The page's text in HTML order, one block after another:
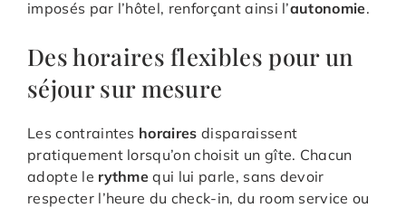
imposés par l’hôtel, renforçant ainsi l’autonomie.
Des horaires flexibles pour un
séjour sur mesure
Les contraintes horaires disparaissent
pratiquement lorsqu’on choisit un gîte. Chacun
adopte le rythme qui lui parle, sans devoir
respecter l’heure du check-in, du room service ou